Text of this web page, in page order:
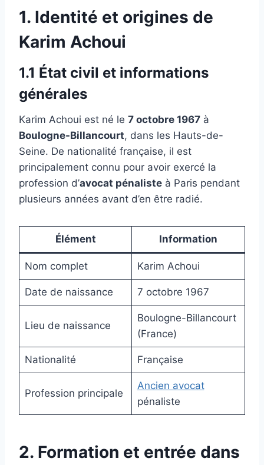
1. Identité et origines de
Karim Achoui
1.1 État civil et informations
générales
Karim Achoui est né le 7 octobre 1967 à
Boulogne-Billancourt, dans les Hauts-de-
Seine. De nationalité française, il est
principalement connu pour avoir exercé la
profession d’avocat pénaliste à Paris pendant
plusieurs années avant d’en être radié.
Élément Information
Nom complet Karim Achoui
Date de naissance 7 octobre 1967
Lieu de naissance
Boulogne-Billancourt
(France)
Nationalité Française
Profession principale
Ancien avocat
pénaliste
2. Formation et entrée dans